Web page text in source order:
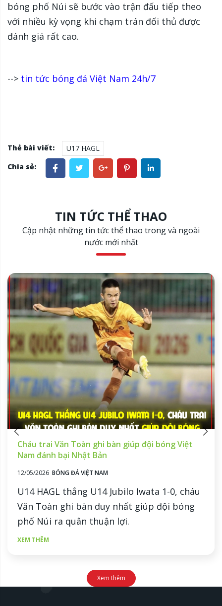
bóng phố Núi sẽ bước vào trận đấu tiếp theo
với nhiều kỳ vọng khi chạm trán đối thủ được
đánh giá rất cao.
--> tin tức bóng đá Việt Nam 24h/7
Thẻ bài viết:
U17 HAGL
Chia sẻ:
TIN TỨC THỂ THAO
Cập nhật những tin tức thể thao trong và ngoài
nước mới nhất
Cháu trai Văn Toàn ghi bàn giúp đội bóng Việt
Nam đánh bại Nhật Bản
12/05/2026 BÓNG ĐÁ VIỆT NAM
U14 HAGL thắng U14 Jubilo Iwata 1-0, cháu
Văn Toàn ghi bàn duy nhất giúp đội bóng
phố Núi ra quân thuận lợi.
XEM THÊM
Xem thêm